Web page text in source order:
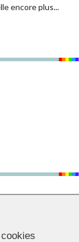
encore plus...